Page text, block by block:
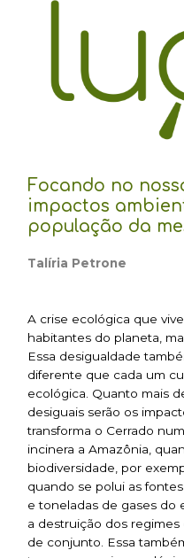
Focando no
impactos
população da
Talíria Petrone
A crise ecológica que
habitantes do planeta,
Essa desigualdade
diferente que cada um
ecológica. Quanto mais
desiguais serão os
transforma o Cerrado
incinera a Amazônia,
biodiversidade, por
quando se polui as
e toneladas de gases do
a destruição dos regimes
de conjunto. Essa